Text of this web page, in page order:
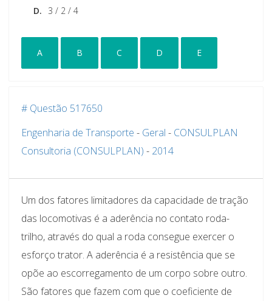
D. 3 / 2 / 4
A B C D E
# Questão 517650
Engenharia de Transporte - Geral - CONSULPLAN
Consultoria (CONSULPLAN) - 2014
Um dos fatores limitadores da capacidade de tração
das locomotivas é a aderência no contato roda-
trilho, através do qual a roda consegue exercer o
esforço trator. A aderência é a resistência que se
opõe ao escorregamento de um corpo sobre outro.
São fatores que fazem com que o coeficiente de